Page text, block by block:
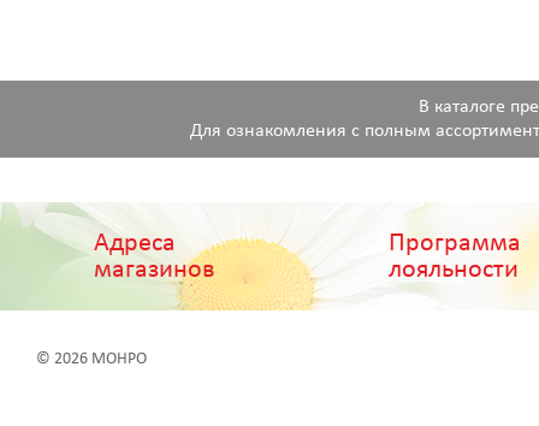
В каталоге
Для ознакомления с полным
Адреса
магазинов
Программа
лояльности
© 2026 МОНРО